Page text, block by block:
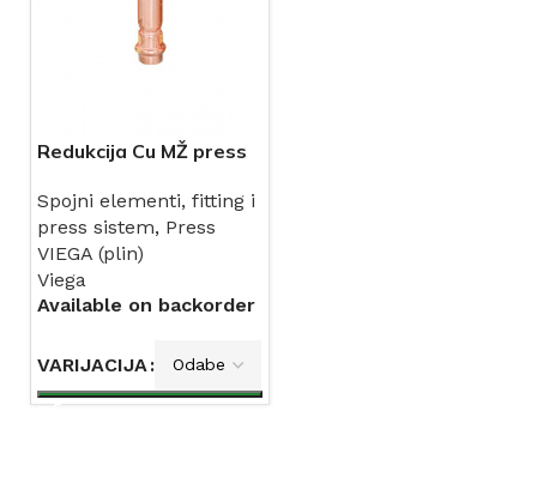
Redukcija Cu MŽ press
Spojni elementi, fitting i
press sistem, Press
VIEGA (plin)
Viega
Available on backorder
VARIJACIJA